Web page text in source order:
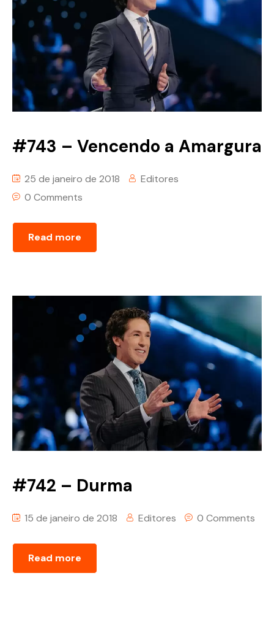
#743 – Vencendo a Amargura
25 de janeiro de 2018
Editores
0 Comments
Read more
#742 – Durma
15 de janeiro de 2018 Editores 0 Comments
Read more